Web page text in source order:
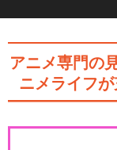
アニメ専門の
ニメライフ